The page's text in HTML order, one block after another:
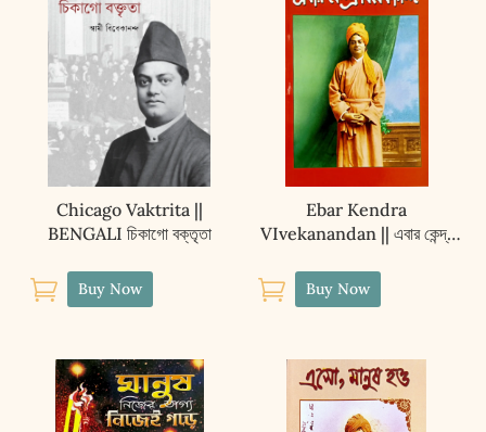
Chicago Vaktrita ||
BENGALI চিকাগো বক্তৃতা
 Buy Now
Ebar Kendra
VIvekanandan || এবার কেন্দ্র
 Buy Now